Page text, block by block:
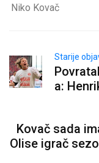
Niko Kovač
Starije
a:
Kovač sada
Olise igrač